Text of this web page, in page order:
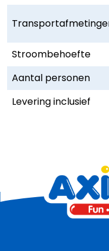
Stroombehoefte
Aantal personen
Levering inclusief